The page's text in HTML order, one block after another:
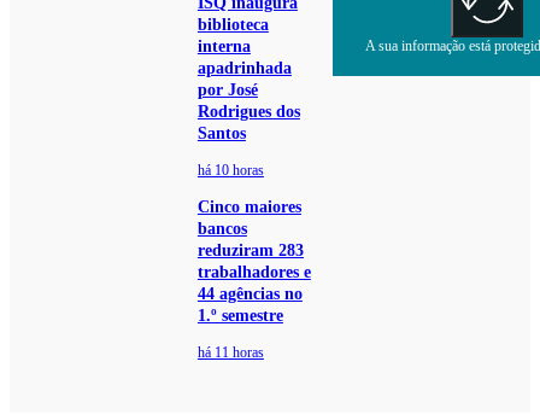
biblioteca
interna
apadrinhada
por José
Rodrigues dos
Santos
há 10 horas
Cinco maiores
bancos
reduziram 283
trabalhadores e
44 agências no
1.º semestre
há 11 horas
A sua informação está